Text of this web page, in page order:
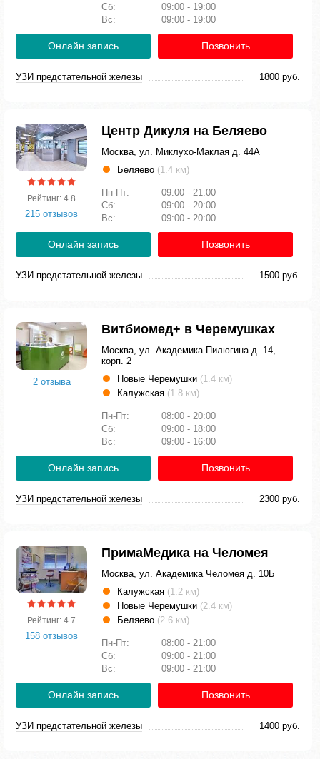
Сб:
09:00 - 19:00
Вс:
09:00 - 19:00
Онлайн запись Позвонить
УЗИ предстательной железы 1800 руб.
Рейтинг: 4.8
215 отзывов
Центр Дикуля на Беляево
Москва, ул. Миклухо-Маклая д. 44А
Беляево (1.4 км)
Пн-Пт:
09:00 - 21:00
Сб:
09:00 - 20:00
Вс:
09:00 - 20:00
Онлайн запись Позвонить
УЗИ предстательной железы 1500 руб.
2 отзыва
Витбиомед+ в Черемушках
Москва, ул. Академика Пилюгина д. 14,
корп. 2
Новые Черемушки (1.4 км)
Калужская (1.8 км)
Пн-Пт:
08:00 - 20:00
Сб:
09:00 - 18:00
Вс:
09:00 - 16:00
Онлайн запись Позвонить
УЗИ предстательной железы 2300 руб.
Рейтинг: 4.7
158 отзывов
ПримаМедика на Челомея
Москва, ул. Академика Челомея д. 10Б
Калужская (1.2 км)
Новые Черемушки (2.4 км)
Беляево (2.6 км)
Пн-Пт:
08:00 - 21:00
Сб:
09:00 - 21:00
Вс:
09:00 - 21:00
Онлайн запись Позвонить
УЗИ предстательной железы 1400 руб.